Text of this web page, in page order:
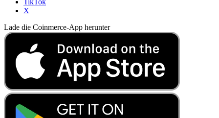
TikTok
X
Lade die Coinmerce-App herunter